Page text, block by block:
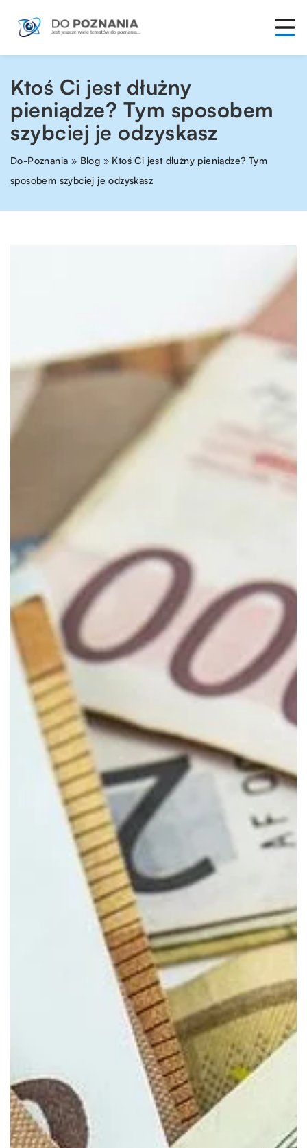
Ktoś Ci jest dłużny
pieniądze? Tym sposobem
szybciej je odzyskasz
Do-Poznania » Blog » Ktoś Ci jest dłużny pieniądze? Tym
sposobem szybciej je odzyskasz